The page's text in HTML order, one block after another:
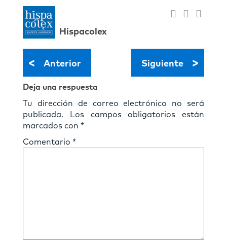
Hispacolex
< Anterior Siguiente >
Deja una respuesta
Tu dirección de correo electrónico no será
publicada.
Los campos obligatorios están
marcados con *
Comentario *